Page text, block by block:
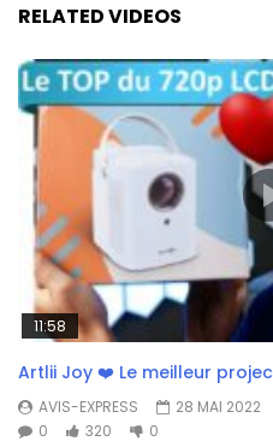
RELATED VIDEOS
11:58
Artlii Joy ❤️ Le meilleur
AVIS-EXPRESS
28 MAI 2022
0
320 0